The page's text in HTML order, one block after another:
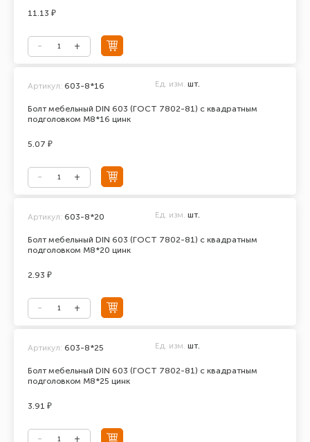
11.13 ₽
Болт мебельный DIN 603 (ГОСТ 7802-81) с квадратным
подголовком М8*16 цинк
Артикул: 603-8*16 Ед. изм. шт.
5.07 ₽
Болт мебельный DIN 603 (ГОСТ 7802-81) с квадратным
подголовком М8*20 цинк
Артикул: 603-8*20 Ед. изм. шт.
2.93 ₽
Болт мебельный DIN 603 (ГОСТ 7802-81) с квадратным
подголовком М8*25 цинк
Артикул: 603-8*25 Ед. изм. шт.
3.91 ₽